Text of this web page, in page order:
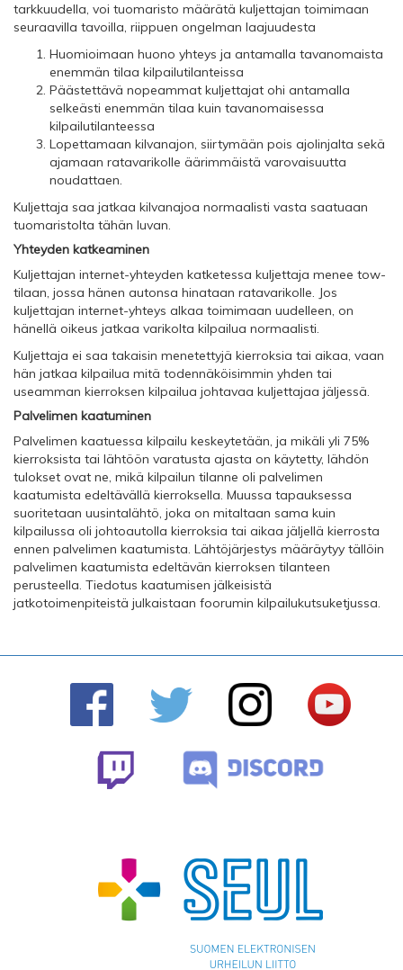
tarkkuudella, voi tuomaristo määrätä kuljettajan toimimaan
seuraavilla tavoilla, riippuen ongelman laajuudesta
Huomioimaan huono yhteys ja antamalla tavanomaista
enemmän tilaa kilpailutilanteissa
Päästettävä nopeammat kuljettajat ohi antamalla
selkeästi enemmän tilaa kuin tavanomaisessa
kilpailutilanteessa
Lopettamaan kilvanajon, siirtymään pois ajolinjalta sekä
ajamaan ratavarikolle äärimmäistä varovaisuutta
noudattaen.
Kuljettaja saa jatkaa kilvanajoa normaalisti vasta saatuaan
tuomaristolta tähän luvan.
Yhteyden katkeaminen
Kuljettajan internet-yhteyden katketessa kuljettaja menee tow-
tilaan, jossa hänen autonsa hinataan ratavarikolle. Jos
kuljettajan internet-yhteys alkaa toimimaan uudelleen, on
hänellä oikeus jatkaa varikolta kilpailua normaalisti.
Kuljettaja ei saa takaisin menetettyjä kierroksia tai aikaa, vaan
hän jatkaa kilpailua mitä todennäköisimmin yhden tai
useamman kierroksen kilpailua johtavaa kuljettajaa jäljessä.
Palvelimen kaatuminen
Palvelimen kaatuessa kilpailu keskeytetään, ja mikäli yli 75%
kierroksista tai lähtöön varatusta ajasta on käytetty, lähdön
tulokset ovat ne, mikä kilpailun tilanne oli palvelimen
kaatumista edeltävällä kierroksella. Muussa tapauksessa
suoritetaan uusintalähtö, joka on mitaltaan sama kuin
kilpailussa oli johtoautolla kierroksia tai aikaa jäljellä kierrosta
ennen palvelimen kaatumista. Lähtöjärjestys määräytyy tällöin
palvelimen kaatumista edeltävän kierroksen tilanteen
perusteella. Tiedotus kaatumisen jälkeisistä
jatkotoimenpiteistä julkaistaan foorumin kilpailukutsuketjussa.